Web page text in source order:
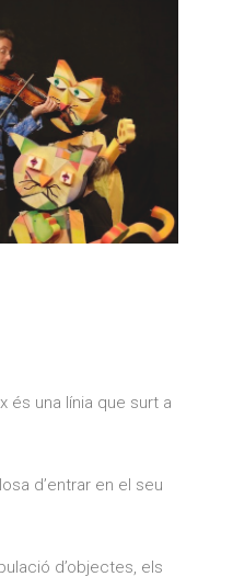
és una línia que surt a
d’entrar en el seu
d’objectes, els